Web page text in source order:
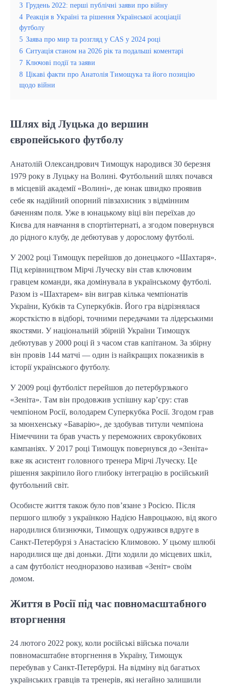
3 Грудень 2022: перші публічні заяви про війну
4 Реакція в Україні та рішення Української асоціації
футболу
5 Заява про мир та розгляд у CAS у 2024 році
6 Ситуація станом на 2026 рік та подальші коментарі
7 Ключові події та заяви
8 Цікаві факти про Анатолія Тимощука та його позицію
щодо війни
Шлях від Луцька до вершин
європейського футболу
Анатолій Олександрович Тимощук народився 30 березня
1979 року в Луцьку на Волині. Футбольний шлях почався
в місцевій академії «Волині», де юнак швидко проявив
себе як надійний опорний півзахисник з відмінним
баченням поля. Уже в юнацькому віці він переїхав до
Києва для навчання в спортінтернаті, а згодом повернувся
до рідного клубу, де дебютував у дорослому футболі.
У 2002 році Тимощук перейшов до донецького «Шахтаря».
Під керівництвом Мірчі Луческу він став ключовим
гравцем команди, яка домінувала в українському футболі.
Разом із «Шахтарем» він виграв кілька чемпіонатів
України, Кубків та Суперкубків. Його гра відрізнялася
жорсткістю в відборі, точними передачами та лідерськими
якостями. У національній збірній України Тимощук
дебютував у 2000 році й з часом став капітаном. За збірну
він провів 144 матчі — один із найкращих показників в
історії українського футболу.
У 2009 році футболіст перейшов до петербурзького
«Зеніта». Там він продовжив успішну кар’єру: став
чемпіоном Росії, володарем Суперкубка Росії. Згодом грав
за мюнхенську «Баварію», де здобував титули чемпіона
Німеччини та брав участь у переможних єврокубкових
кампаніях. У 2017 році Тимощук повернувся до «Зеніта»
вже як асистент головного тренера Мірчі Луческу. Це
рішення закріпило його глибоку інтеграцію в російський
футбольний світ.
Особисте життя також було пов’язане з Росією. Після
першого шлюбу з українкою Надією Навроцькою, від якого
народилися близнючки, Тимощук одружився вдруге в
Санкт-Петербурзі з Анастасією Климовою. У цьому шлюбі
народилися ще дві доньки. Діти ходили до місцевих шкіл,
а сам футболіст неодноразово називав «Зеніт» своїм
домом.
Життя в Росії під час повномасштабного
вторгнення
24 лютого 2022 року, коли російські війська почали
повномасштабне вторгнення в Україну, Тимощук
перебував у Санкт-Петербурзі. На відміну від багатьох
українських гравців та тренерів, які негайно залишили